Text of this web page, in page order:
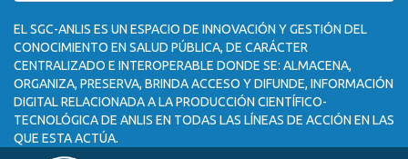
EL SGC-ANLIS ES UN ESPACIO DE INNOVACIÓN Y GESTIÓN DEL
CONOCIMIENTO EN SALUD PÚBLICA, DE CARÁCTER
CENTRALIZADO E INTEROPERABLE DONDE SE: ALMACENA,
ORGANIZA, PRESERVA, BRINDA ACCESO Y DIFUNDE, INFORMACIÓN
DIGITAL RELACIONADA A LA PRODUCCIÓN CIENTÍFICO-
TECNOLÓGICA DE ANLIS EN TODAS LAS LÍNEAS DE ACCIÓN EN LAS
QUE ESTA ACTÚA.